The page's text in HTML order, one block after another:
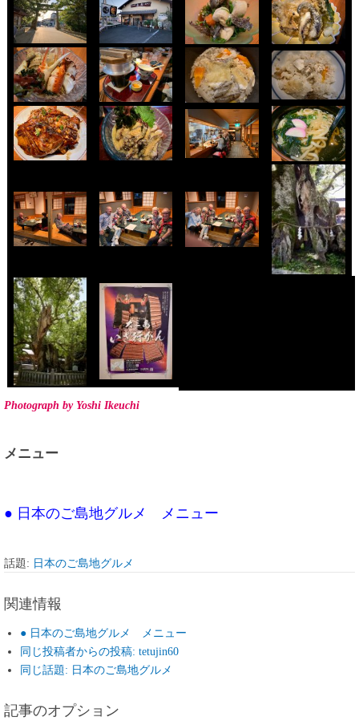
Photograph by Yoshi Ikeuchi
メニュー
● 日本のご島地グルメ メニュー
話題: 日本のご島地グルメ
関連情報
● 日本のご島地グルメ メニュー
同じ投稿者からの投稿: tetujin60
同じ話題: 日本のご島地グルメ
記事のオプション